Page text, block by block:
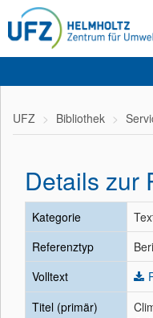
UFZ Bibliothek
Details zur
Kategorie
Referenztyp
Volltext
Titel (primär)